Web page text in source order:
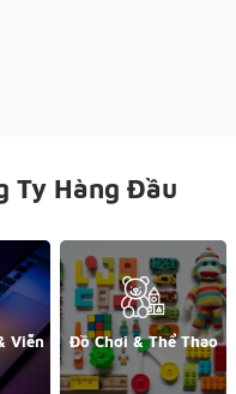
Ty Hàng Đầu
Viễn
Đồ Chơi & Thể Thao